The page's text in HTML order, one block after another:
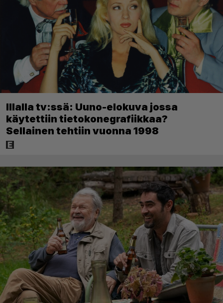
Illalla tv:ssä: Uuno-elokuva jossa
käytettiin tietokonegrafiikkaa?
Sellainen tehtiin vuonna 1998